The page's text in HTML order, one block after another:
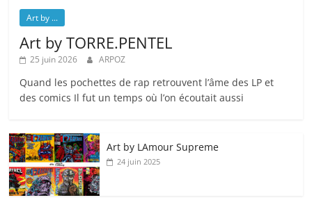
Art by ...
Art by TORRE.PENTEL
25 juin 2026 ARPOZ
Quand les pochettes de rap retrouvent l’âme des LP et
des comics Il fut un temps où l’on écoutait aussi
Art by LAmour Supreme
24 juin 2025